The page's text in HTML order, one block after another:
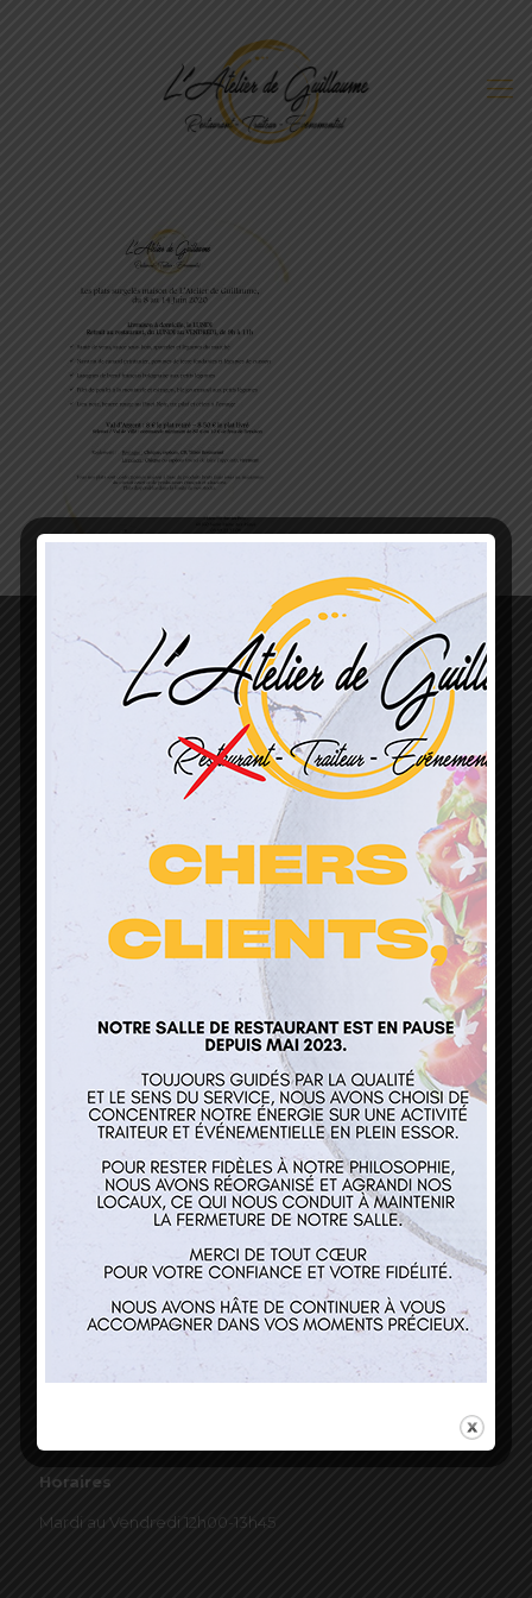
L’Atelier de Guillaume
1 Lieu Dit Sur Les Prés
68160 Sainte Marie Aux Mines
contact@atelierdeguillaume.fr
Nos services
Restaurant
Contact
Horaires
Mardi au Vendredi 12h00-13h45